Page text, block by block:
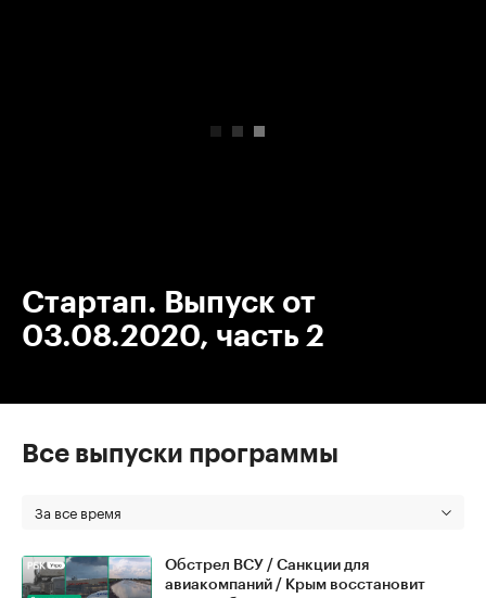
Стартап. Выпуск от
03.08.2020, часть 2
Все выпуски программы
За все время
Обстрел ВСУ / Санкции для
авиакомпаний / Крым восстановит